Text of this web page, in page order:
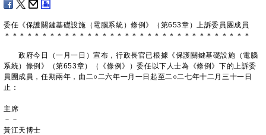
​委任《保護關鍵基礎設施（電腦系統）條例》（第653章）上訴委員團成員
＊ ＊ ＊ ＊ ＊ ＊ ＊ ＊ ＊ ＊ ＊ ＊ ＊ ＊ ＊ ＊ ＊ ＊ ＊ ＊ ＊ ＊ ＊ ＊ ＊ ＊ ＊ ＊ ＊ ＊ ＊ ＊ ＊
政府今日（一月一日）宣布，行政長官已根據《保護關鍵基礎設施（電腦
系統）條例》（第653章）（《條例》）委任以下人士為《條例》下的上訴委
員團成員，任期兩年，由二○二六年一月一日起至二○二七年十二月三十一日
止：
主席
－－
黃江天博士